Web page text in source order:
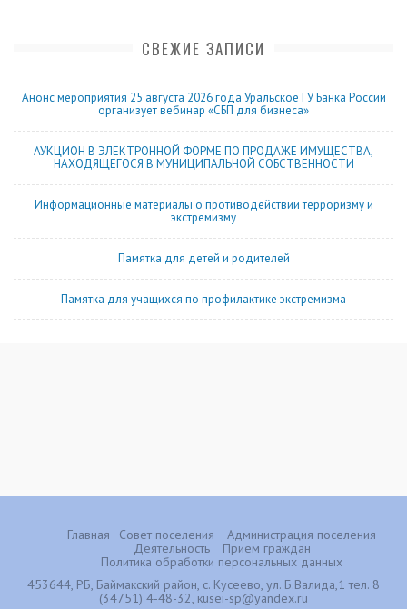
СВЕЖИЕ ЗАПИСИ
Анонс мероприятия 25 августа 2026 года Уральское ГУ Банка России
организует вебинар «СБП для бизнеса»
АУКЦИОН В ЭЛЕКТРОННОЙ ФОРМЕ ПО ПРОДАЖЕ ИМУЩЕСТВА,
НАХОДЯЩЕГОСЯ В МУНИЦИПАЛЬНОЙ СОБСТВЕННОСТИ
Информационные материалы о противодействии терроризму и
экстремизму
Памятка для детей и родителей
Памятка для учащихся по профилактике экстремизма
Главная Совет поселения
Администрация поселения
Деятельность
Прием граждан
Политика обработки персональных данных
453644, РБ, Баймакский район, с. Кусеево, ул. Б.Валида,1 тел. 8
(34751) 4-48-32, кusei-sp@yandex.ru